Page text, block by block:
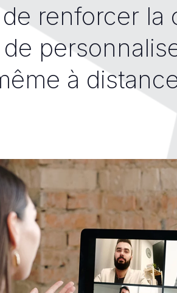
de renforcer la
de
à